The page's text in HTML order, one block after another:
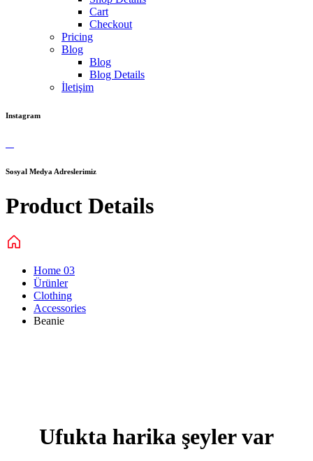
Cart
Checkout
Pricing
Blog
Blog
Blog Details
İletişim
Instagram
Sosyal Medya Adreslerimiz
Product Details
Home 03
Ürünler
Clothing
Accessories
Beanie
Ufukta harika şeyler var